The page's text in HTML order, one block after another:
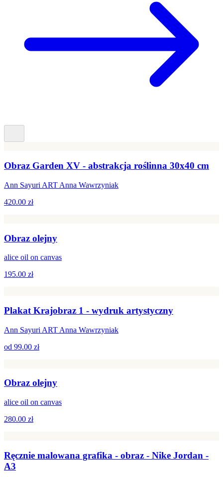
Obraz Garden XV - abstrakcja roślinna 30x40 cm
Ann Sayuri ART Anna Wawrzyniak
420.00 zł
Obraz olejny
alice oil on canvas
195.00 zł
Plakat Krajobraz 1 - wydruk artystyczny
Ann Sayuri ART Anna Wawrzyniak
od 99.00 zł
Obraz olejny
alice oil on canvas
280.00 zł
Ręcznie malowana grafika - obraz - Nike Jordan -
A3